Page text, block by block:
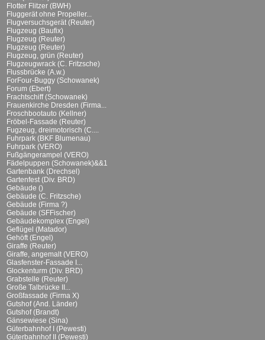
Flotter Flitzer (BWH)
Fluggerät ohne Propeller...
Flugversuchsgerät (Reuter)
Flugzeug (Baufix)
Flugzeug (Reuter)
Flugzeug (Reuter)
Flugzeug, grün (Reuter)
Flugzeugwrack (C. Fritzsche)
Flussbrücke (A.w.)
ForFour-Buggy (Schowanek)
Forum (Ebert)
Frachtschiff (Schowanek)
Frauenkirche Dresden (Firma...
Froschbootauto (Kellner)
Fröbel-Fassade (Reuter)
Fugzeug, dreimotorisch (C....
Fuhrpark (BKF Blumenau)
Fuhrpark (VERO)
Fußgängerampel (VERO)
Fädelpuppen (Schowanek)&&1
Gartenbank (Drechsel)
Gartenfest (Div. BRD)
Gebäude ()
Gebäude (C. Fritzsche)
Gebäude (Firma ?)
Gebäude (SFFischer)
Gebäudekomplex (Engel)
Geflügel (Matador)
Gehöft (Engel)
Giraffe (Reuter)
Giraffe, angemalt (VERO)
Glasfenster-Fassade I...
Glockenturm (Div. BRD)
Grabstelle (Reuter)
Große Talbrücke II...
Großfassade (Firma X)
Gutshof (And. Länder)
Gutshof (Brandt)
Gänsewiese (Sina)
Güterbahnhof I (Pewesti)
Güterbahnhof II (Pewesti)